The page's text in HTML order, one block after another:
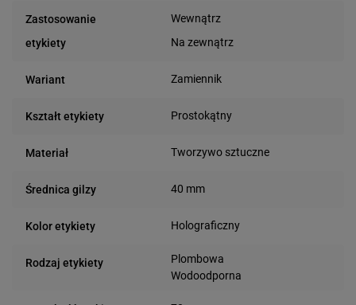
Zastosowanie
etykiety
Wewnątrz
Na zewnątrz
Wariant Zamiennik
Kształt etykiety Prostokątny
Materiał Tworzywo sztuczne
Średnica gilzy 40 mm
Kolor etykiety Holograficzny
Rodzaj etykiety
Plombowa
Wodoodporna